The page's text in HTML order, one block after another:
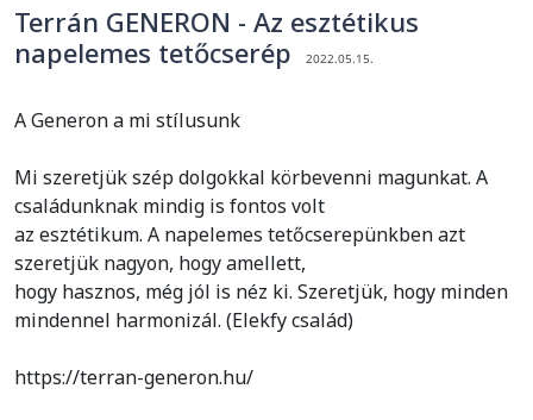
Terrán GENERON - Az esztétikus
napelemes tetőcserép
2022.05.15.
A Generon a mi stílusunk
Mi szeretjük szép dolgokkal körbevenni magunkat. A
családunknak mindig is fontos volt
az esztétikum. A napelemes tetőcserepünkben azt
szeretjük nagyon, hogy amellett,
hogy hasznos, még jól is néz ki. Szeretjük, hogy minden
mindennel harmonizál. (Elekfy család)
https://terran-generon.hu/